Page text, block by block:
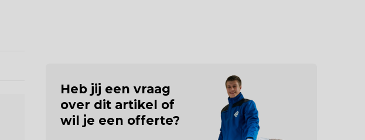
Heb jij een vraag
over dit artikel of
wil je een offerte?